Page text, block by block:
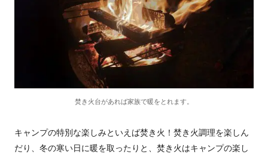
焚き火台があれば家族で暖をとれます。
キャンプの特別な楽しみといえば焚き火！焚き火調理を楽しん
だり、冬の寒い日に暖を取ったりと、焚き火はキャンプの楽し